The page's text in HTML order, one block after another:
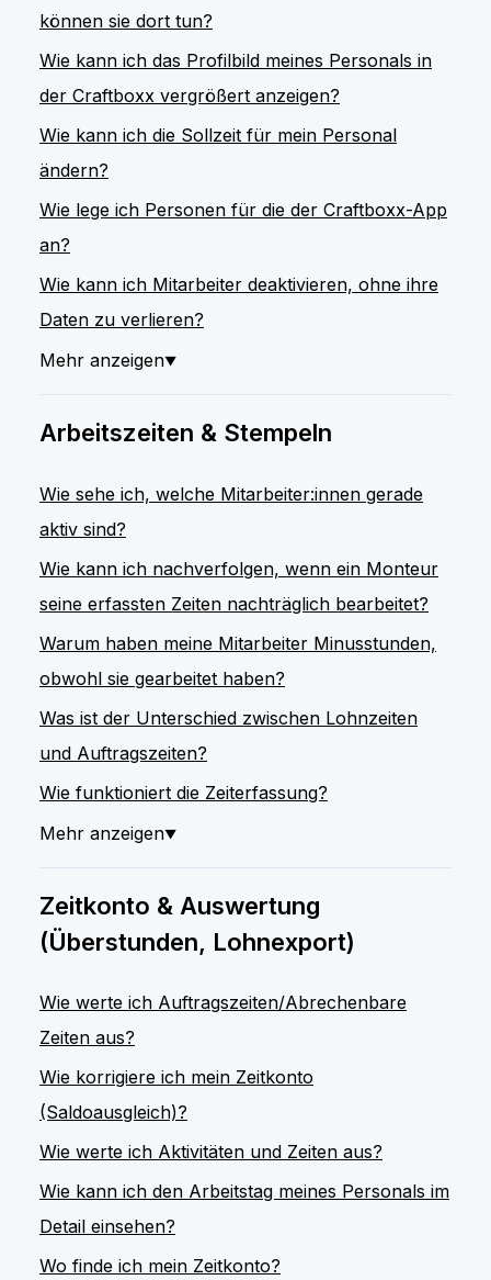
können sie dort tun?
Wie kann ich das Profilbild meines Personals in
der Craftboxx vergrößert anzeigen?
Wie kann ich die Sollzeit für mein Personal
ändern?
Wie lege ich Personen für die der Craftboxx-App
an?
Wie kann ich Mitarbeiter deaktivieren, ohne ihre
Daten zu verlieren?
Mehr anzeigen▼
Arbeitszeiten & Stempeln
Wie sehe ich, welche Mitarbeiter:innen gerade
aktiv sind?
Wie kann ich nachverfolgen, wenn ein Monteur
seine erfassten Zeiten nachträglich bearbeitet?
Warum haben meine Mitarbeiter Minusstunden,
obwohl sie gearbeitet haben?
Was ist der Unterschied zwischen Lohnzeiten
und Auftragszeiten?
Wie funktioniert die Zeiterfassung?
Mehr anzeigen▼
Zeitkonto & Auswertung
(Überstunden, Lohnexport)
Wie werte ich Auftragszeiten/Abrechenbare
Zeiten aus?
Wie korrigiere ich mein Zeitkonto
(Saldoausgleich)?
Wie werte ich Aktivitäten und Zeiten aus?
Wie kann ich den Arbeitstag meines Personals im
Detail einsehen?
Wo finde ich mein Zeitkonto?